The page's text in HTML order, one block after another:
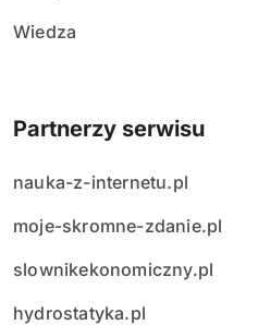
Wiedza
Partnerzy serwisu
nauka-z-internetu.pl
moje-skromne-zdanie.pl
slownikekonomiczny.pl
hydrostatyka.pl